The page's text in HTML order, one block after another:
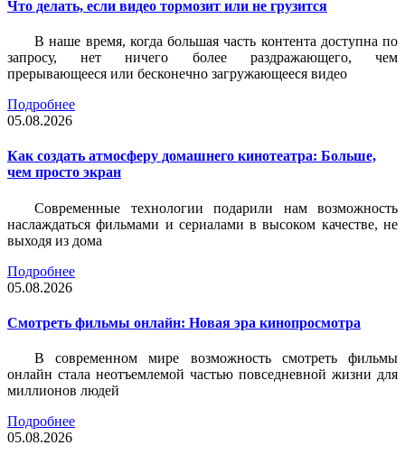
Что делать, если видео тормозит или не грузится
В наше время, когда большая часть контента доступна по
запросу, нет ничего более раздражающего, чем
прерывающееся или бесконечно загружающееся видео
Подробнее
05.08.2026
Как создать атмосферу домашнего кинотеатра: Больше,
чем просто экран
Современные технологии подарили нам возможность
наслаждаться фильмами и сериалами в высоком качестве, не
выходя из дома
Подробнее
05.08.2026
Смотреть фильмы онлайн: Новая эра кинопросмотра
В современном мире возможность смотреть фильмы
онлайн стала неотъемлемой частью повседневной жизни для
миллионов людей
Подробнее
05.08.2026